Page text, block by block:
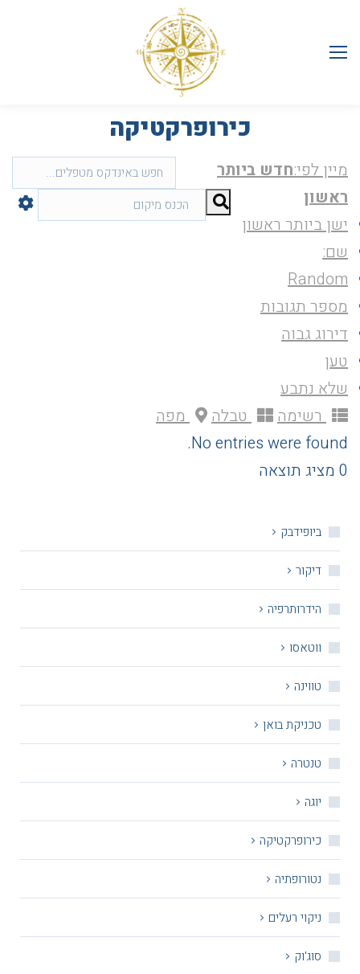
כירופרקטיקה
מיין לפי:חדש ביותר
ראשון
ישן ביותר ראשון
שם:
Random
מספר תגובות
דירוג גבוה
טען
שלא נתבע
רשימה
טבלה
מפה
No entries were found.
0 מציג תוצאה
ביופידבק
דיקור
הידרותרפיה
ווטאסו
טווינה
טכניקת בואן
טנטרה
יוגה
כירופרקטיקה
נטורופתיה
ניקוי רעלים
סוג'וק